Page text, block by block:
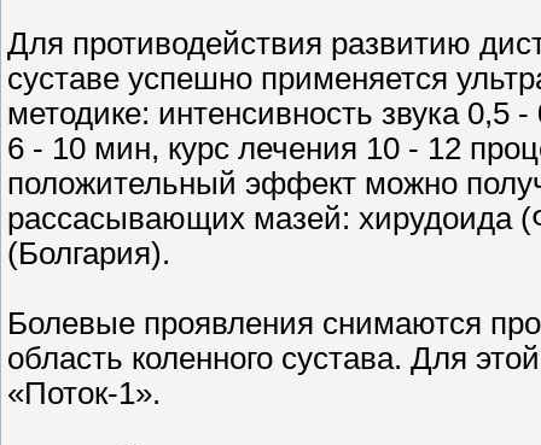
Для противодействия развитию
суставе успешно применяется
методике: интенсивность звука 0,5
6 - 10 мин, курс лечения 10 - 12
положительный эффект можно
рассасывающих мазей: хирудоида
(Болгария).
Болевые проявления снимаются
область коленного сустава. Для
«Поток-1».